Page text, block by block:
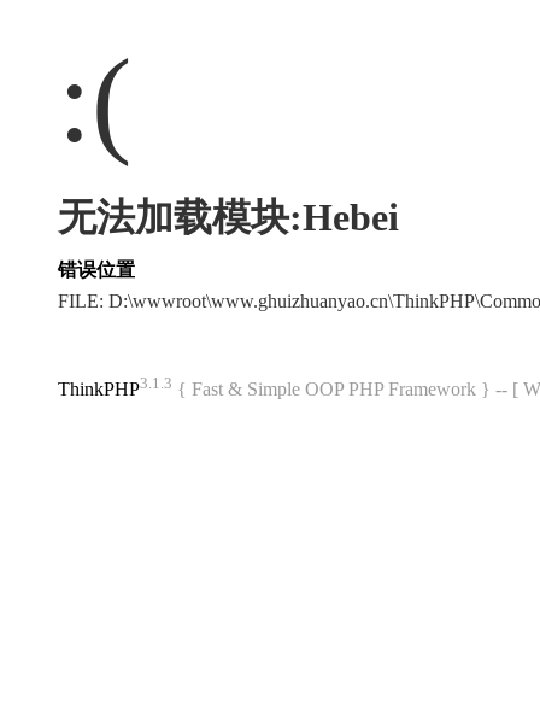
:(
无法加载模块:Hebei
错误位置
FILE:
ThinkPHP3.1.3 { Fast & Simple OOP PHP Framework } -- [